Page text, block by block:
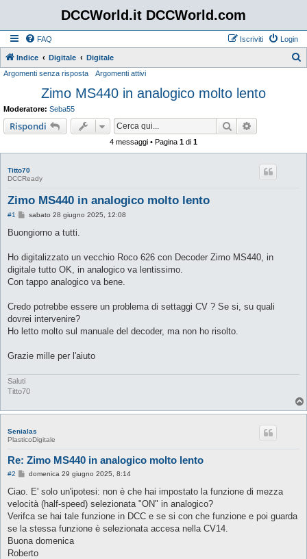
DCCWorld.it DCCWorld.com
FAQ Login
Iscriviti
Indice Digitale Digitale
Argomenti senza risposta Argomenti attivi
Zimo MS440 in analogico molto lento
Moderatore: Seba55
Rispondi Cerca
4 messaggi • Pagina 1 di 1
Titto70
DCCReady
Zimo MS440 in analogico molto lento
#1
M
s
s
g
g
i
o
sabato 28 giugno 2025, 12:08
Buongiorno a tutti.
Ho digitalizzato un vecchio Roco 626 con Decoder Zimo MS440, in
digitale tutto OK, in analogico va lentissimo.
Con tappo analogico va bene.
Credo potrebbe essere un problema di settaggi CV ? Se si, su quali
dovrei intervenire?
Ho letto molto sul manuale del decoder, ma non ho risolto.
Grazie mille per l'aiuto
Saluti
Titto70
Senialas
PlasticoDigitale
Re: Zimo MS440 in analogico molto lento
#2
M
a
g
i
o
domenica 29 giugno 2025, 8:14
Ciao. E' solo un'ipotesi: non è che hai impostato la funzione di mezza
velocità (half-speed) selezionata "ON" in analogico?
Verifca se hai tale funzione in DCC e se si con che funzione e poi guarda
se la stessa funzione è selezionata accesa nella CV14.
Buona domenica
Roberto